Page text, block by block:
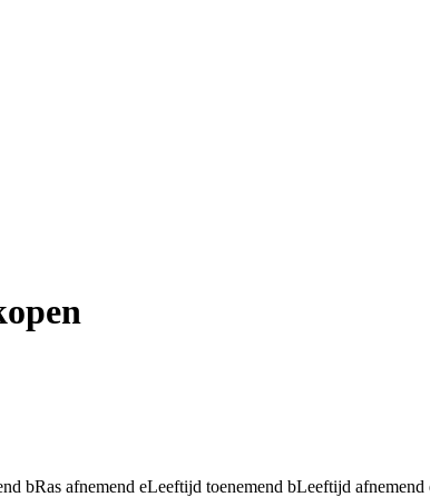
bRas afnemend eLeeftijd toenemend bLeeftijd afnemend